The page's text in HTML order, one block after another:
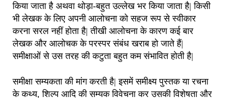
किया जाता है अथवा थोड़ा-बहुत उल्लेख भर किया जाता है| किसी
भी लेखक के लिए अपनी आलोचना को सहज रूप से स्वीकार
करना सरल नहीं होता है| तीखी आलोचना के कारण कई बार
लेखक और आलोचक के परस्पर संबंध खराब हो जाते हैं|
समीक्षाओं से उस तरह की कटुता बहुत कम संभावित होती है|
समीक्षा सम्यकता की मांग करती है| इसमें समीक्ष्य पुस्तक या रचना
के कथ्य, शिल्प आदि की सम्यक विवेचना कर उसकी विशेषता और